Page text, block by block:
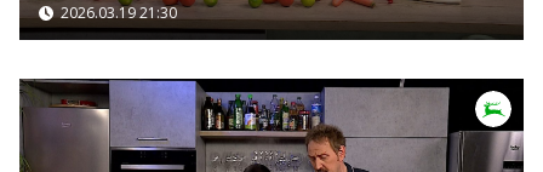
2026.03.19 21:30